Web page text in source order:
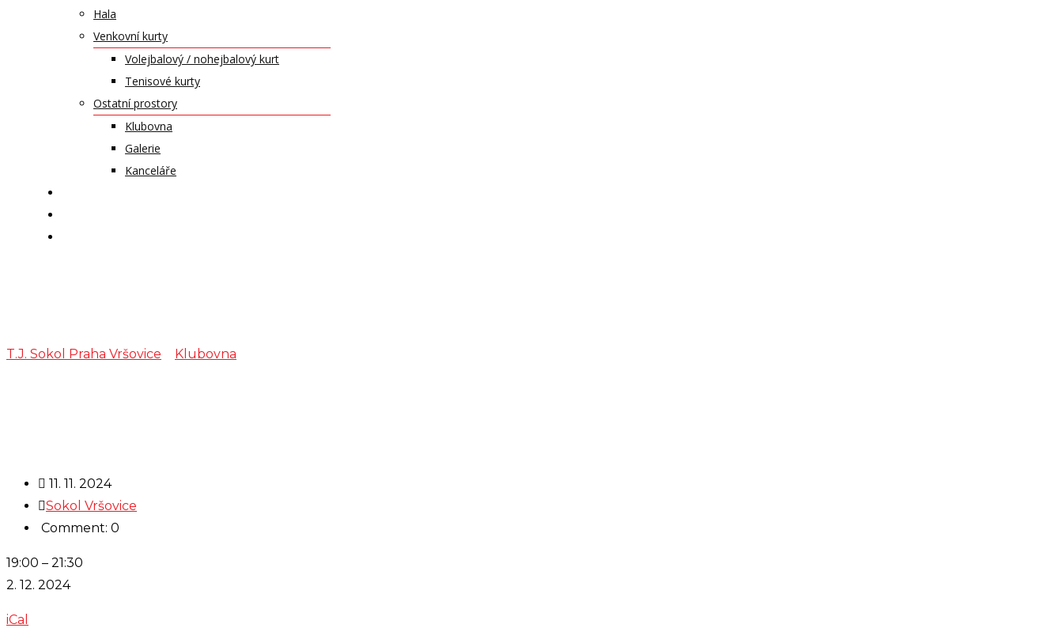
Hala
Venkovní kurty
Volejbalový / nohejbalový kurt
Tenisové kurty
Ostatní prostory
Klubovna
Galerie
Kanceláře
T.J. Sokol Praha Vršovice Klubovna
11. 11. 2024
Sokol Vršovice
Comment: 0
Zkouška
-
Trnka
19:00 – 21:30
2. 12. 2024
iCal